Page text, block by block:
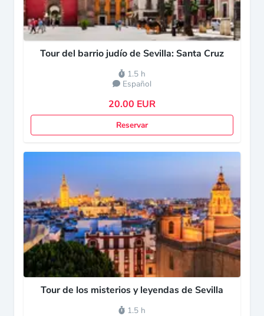
Tour del barrio judío de Sevilla: Santa Cruz
1.5 h
Español
20.00 EUR
Reservar
Tour de los misterios y leyendas de Sevilla
1.5 h